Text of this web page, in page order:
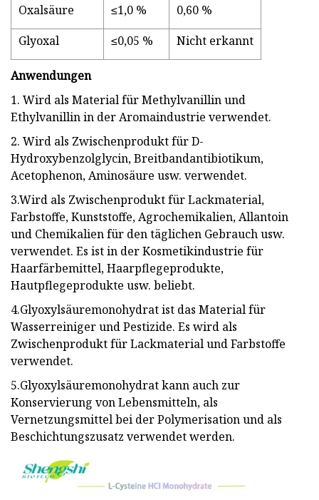
Oxalsäure
≤1,0 %
0,60 %
Glyoxal
≤0,05 % Nicht erkannt
Anwendungen
1. Wird als Material für Methylvanillin und
Ethylvanillin in der Aromaindustrie verwendet.
2. Wird als Zwischenprodukt für D-
Hydroxybenzolglycin, Breitbandantibiotikum,
Acetophenon, Aminosäure usw. verwendet.
3.Wird als Zwischenprodukt für Lackmaterial,
Farbstoffe, Kunststoffe, Agrochemikalien, Allantoin
und Chemikalien für den täglichen Gebrauch usw.
verwendet. Es ist in der Kosmetikindustrie für
Haarfärbemittel, Haarpflegeprodukte,
Hautpflegeprodukte usw. beliebt.
4.Glyoxylsäuremonohydrat ist das Material für
Wasserreiniger und Pestizide. Es wird als
Zwischenprodukt für Lackmaterial und Farbstoffe
verwendet.
5.Glyoxylsäuremonohydrat kann auch zur
Konservierung von Lebensmitteln, als
Vernetzungsmittel bei der Polymerisation und als
Beschichtungszusatz verwendet werden.